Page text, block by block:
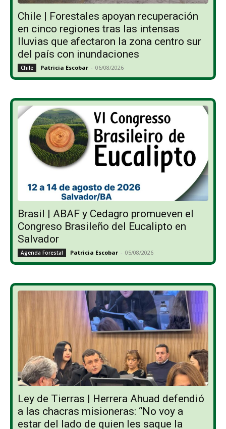
Chile | Forestales apoyan recuperación
en cinco regiones tras las intensas
lluvias que afectaron la zona centro sur
del país con inundaciones
Chile Patricia Escobar - 06/08/2026
Brasil | ABAF y Cedagro promueven el
Congreso Brasileño del Eucalipto en
Salvador
Agenda Forestal Patricia Escobar - 05/08/2026
Ley de Tierras | Herrera Ahuad defendió
a las chacras misioneras: “No voy a
estar del lado de quien les saque la